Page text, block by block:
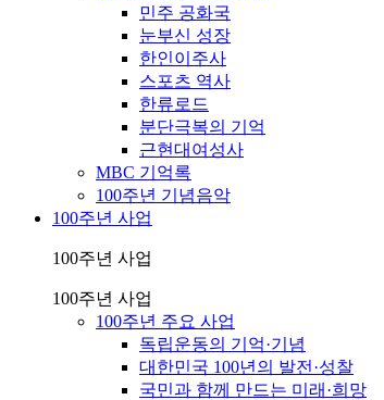
민주 공화국
눈부신 성장
한인이주사
스포츠 역사
한류로드
분단극복의 기억
근현대여성사
MBC 기억록
100주년 기념음악
100주년 사업
100주년 사업
100주년 사업
100주년 주요 사업
독립운동의 기억·기념
대한민국 100년의 발전·성찰
국민과 함께 만드는 미래·희망